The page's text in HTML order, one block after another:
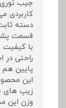
جیب
کاربردی
دسته
قسمت
با کیفیت
راحتی
پایین هم
این
زیپ های
وزن این محصول